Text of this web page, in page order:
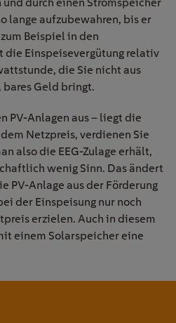
lange aufzubewahren, bis er
Beispiel in den
die Einspeisevergütung relativ
die Sie nicht aus
bares Geld bringt.
PV-Anlagen aus – liegt die
Netzpreis, verdienen Sie
also die EEG-Zulage erhält,
wenig Sinn. Das ändert
PV-Anlage aus der Förderung
der Einspeisung nur noch
erzielen. Auch in diesem
einem Solarspeicher eine